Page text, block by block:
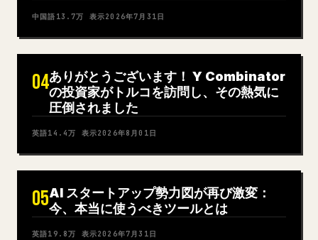
中国語 13.7万 表示2026年7月31日
04ありがとうございます！ Y Combinator
の投資家がトルコを訪問し、その熱気に
圧倒されました
英語14.4万 表示2026年8月01日
05AI スタートアップ勢力図が再び激変：
今、本当に使うべきツールとは
英語19.8万 表示2026年7月31日